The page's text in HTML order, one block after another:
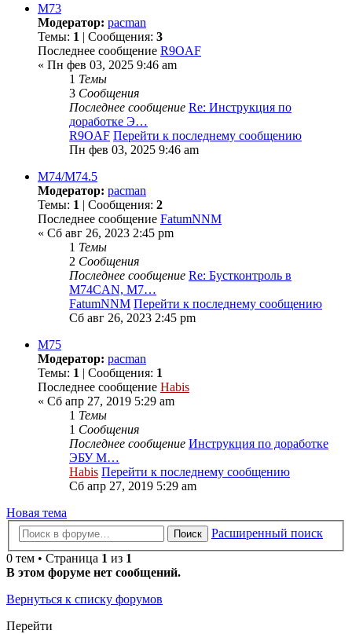
М73
Модератор: pacman
Темы: 1 | Сообщения: 3
Последнее сообщение R9OAF
« Пн фев 03, 2025 9:46 am
1 Темы
3 Сообщения
Последнее сообщение Re: Инструкция по
доработке Э…
R9OAF Перейти к последнему сообщению
Пн фев 03, 2025 9:46 am
М74/М74.5
Модератор: pacman
Темы: 1 | Сообщения: 2
Последнее сообщение FatumNNM
« Сб авг 26, 2023 2:45 pm
1 Темы
2 Сообщения
Последнее сообщение Re: Бустконтроль в
M74CAN, М7…
FatumNNM Перейти к последнему сообщению
Сб авг 26, 2023 2:45 pm
M75
Модератор: pacman
Темы: 1 | Сообщения: 1
Последнее сообщение Habis
« Сб апр 27, 2019 5:29 am
1 Темы
1 Сообщения
Последнее сообщение Инструкция по доработке
ЭБУ М…
Habis Перейти к последнему сообщению
Сб апр 27, 2019 5:29 am
Новая тема
Поиск
Расширенный поиск
0 тем • Страница 1 из 1
В этом форуме нет сообщений.
Вернуться к списку форумов
Перейти